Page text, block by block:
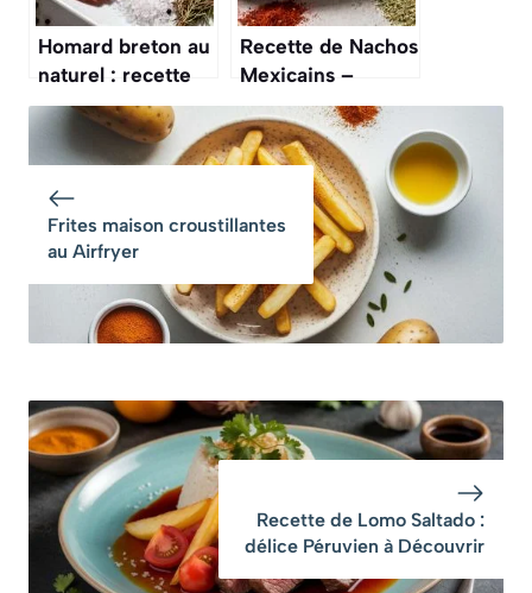
Homard breton au
naturel : recette
simple et
savoureuse
Recette de Nachos
Mexicains –
Saveurs
Authentiques du
Mexique
Frites maison croustillantes
au Airfryer
Recette de Lomo Saltado :
délice Péruvien à Découvrir